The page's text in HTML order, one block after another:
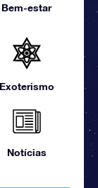
Bem-estar
Exoterismo
Notícias